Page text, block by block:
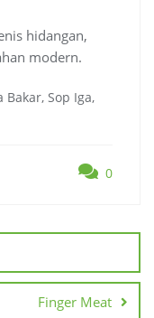
hidangan,
modern.
Bakar, Sop Iga,
0
Finger Meat